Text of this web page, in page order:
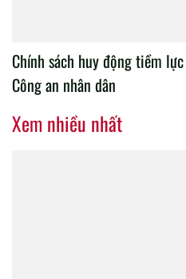
Chính sách huy động tiềm
Công an nhân dân
Xem nhiều nhất